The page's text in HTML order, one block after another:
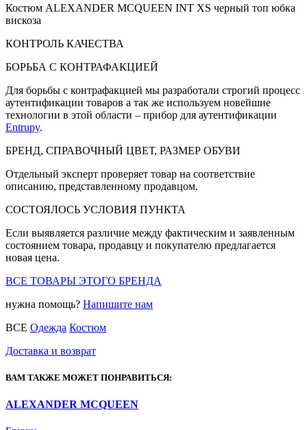
Костюм ALEXANDER MCQUEEN INT XS черный топ юбка
вискоза
КОНТРОЛЬ КАЧЕСТВА
БОРЬБА С КОНТРАФАКЦИЕЙ
Для борьбы с контрафакцией мы разработали строгий процесс
аутентификации товаров а так же используем новейшие
технологии в этой области – прибор для аутентификации
Entrupy.
БРЕНД, СПРАВОЧНЫЙ ЦВЕТ, РАЗМЕР ОБУВИ
Отдельный эксперт проверяет товар на соответствие
описанию, представленному продавцом.
СОСТОЯЛОСЬ УСЛОВИЯ ПУНКТА
Если выявляется различие между фактическим и заявленным
состоянием товара, продавцу и покупателю предлагается
новая цена.
ВСЕ ТОВАРЫ ЭТОГО БРЕНДА
нужна помощь? Напишите нам
ВСЕ Одежда Костюм
Доставка и возврат
ВАМ ТАКЖЕ МОЖЕТ ПОНРАВИТЬСЯ:
ALEXANDER MCQUEEN